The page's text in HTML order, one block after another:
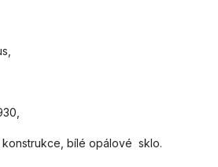
bílé opálové sklo.